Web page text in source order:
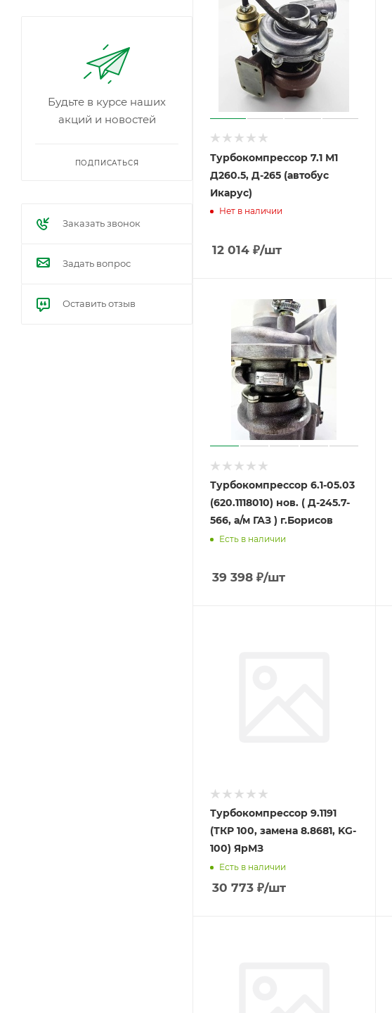
Турбокомпрессор 7.1 М1
Д260.5, Д-265 (автобус
Икарус)
Нет в наличии
12 014 ₽/шт
Турбокомпрессор 6.1-05.03
(620.1118010) нов. ( Д-245.7-
566, а/м ГАЗ ) г.Борисов
Есть в наличии
39 398 ₽/шт
Турбокомпрессор 9.1191
(ТКР 100, замена 8.8681, KG-
100) ЯрМЗ
Есть в наличии
30 773 ₽/шт
Будьте в курсе наших
акций и новостей
ПОДПИСАТЬСЯ
Заказать звонок
Задать вопрос
Оставить отзыв